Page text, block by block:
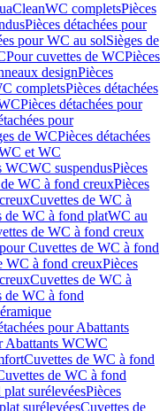
WC completsPièces
Pièces détachées pour
pour WC au solSièges de
Pour cuvettes de WCPièces
designPièces
completsPièces détachées
Pièces détachées pour
pour
de WCPièces détachées
et WC
WCWC suspendusPièces
WC à fond creuxPièces
Cuvettes de WC à
de WC à fond platWC au
de WC à fond creux
Cuvettes de WC à fond
WC à fond creuxPièces
Cuvettes de WC à
de WC à fond
pour Abattants
Abattants WCWC
Cuvettes de WC à fond
de WC à fond
surélevéesPièces
surélevéesCuvettes de